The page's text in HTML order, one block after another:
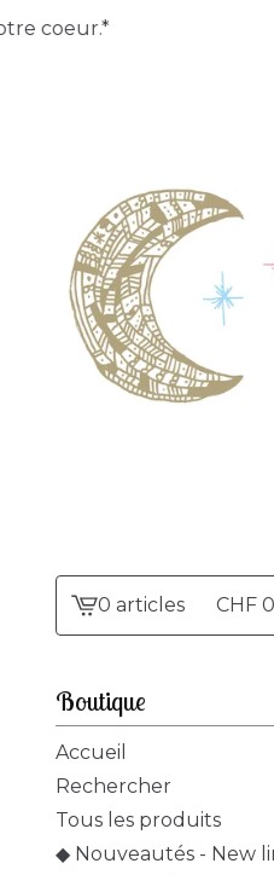
Voir
-
0 articles CHF
Boutique
Accueil
Rechercher
Tous les produits
◆ Nouveautés - New